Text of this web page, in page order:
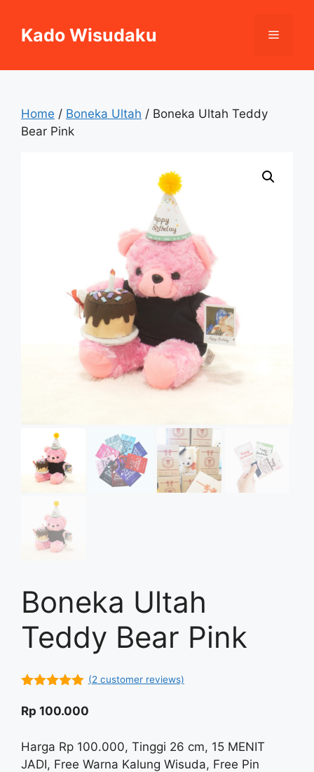
contentKado Wisudaku Menu
Home / Boneka Ultah / Boneka Ultah Teddy
Bear Pink
Boneka Ultah
Teddy Bear Pink
5
(2 customer reviews)
Rp 100.000
Harga Rp 100.000, Tinggi 26 cm, 15 MENIT
JADI, Free Warna Kalung Wisuda, Free Pin